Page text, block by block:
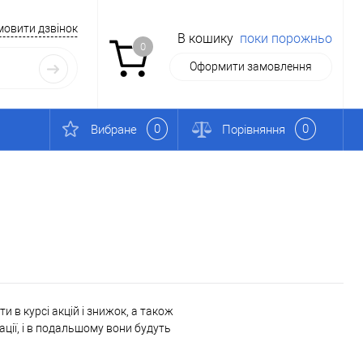
дзвінок
0
В кошику поки порожньо
Оформити замовлення
Вибране 0 Порівняння 0
в курсі акцій і знижок, а також
і в подальшому вони будуть